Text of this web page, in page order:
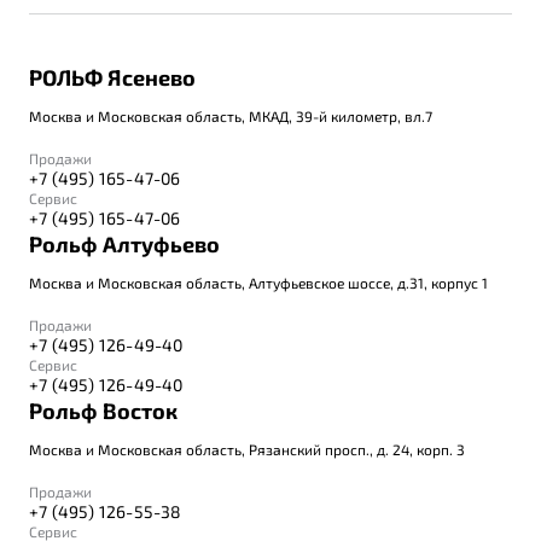
РОЛЬФ Ясенево
Москва и Московская область, МКАД, 39-й километр, вл.7
Продажи
+7 (495) 165-47-06
Сервис
+7 (495) 165-47-06
Рольф Алтуфьево
Москва и Московская область, Алтуфьевское шоссе, д.31, корпус 1
Продажи
+7 (495) 126-49-40
Сервис
+7 (495) 126-49-40
Рольф Восток
Москва и Московская область, Рязанский просп., д. 24, корп. 3
Продажи
+7 (495) 126-55-38
Сервис